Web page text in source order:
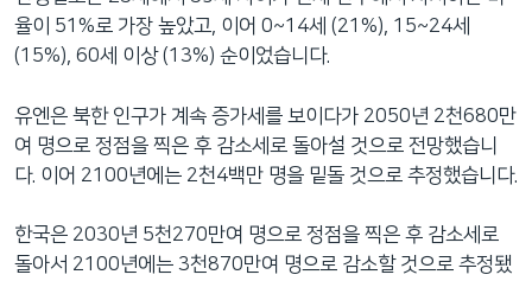
율이 51%로 가장 높았고, 이어 0~14세 (21%), 15~24세
(15%), 60세 이상 (13%) 순이었습니다.
유엔은 북한 인구가 계속 증가세를 보이다가 2050년 2천680만
여 명으로 정점을 찍은 후 감소세로 돌아설 것으로 전망했습니
다. 이어 2100년에는 2천4백만 명을 밑돌 것으로 추정했습니다.
한국은 2030년 5천270만여 명으로 정점을 찍은 후 감소세로
돌아서 2100년에는 3천870만여 명으로 감소할 것으로 추정됐